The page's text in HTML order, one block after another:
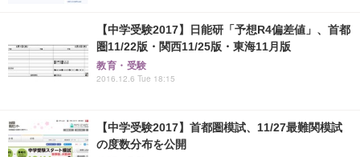
【中学受験2017】日能研「予想R4偏差値」、首都
圏11/22版・関西11/25版・東海11月版
教育・受験
2016.12.6 Tue 18:15
【中学受験2017】首都圏模試、11/27最難関模試
の度数分布を公開